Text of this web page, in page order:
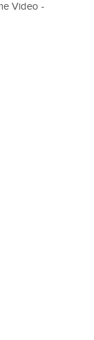
Video -